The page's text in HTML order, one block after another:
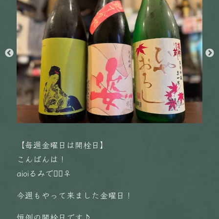
【毎週金曜日は開栓日】
こんばんは！
aioiるみです🏻‍♀️
今週もやって来ました金曜日！